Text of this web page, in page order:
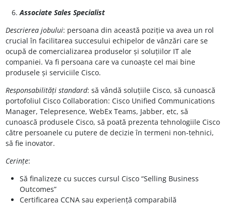
Associate Sales Specialist
Descrierea jobului: persoana din această poziție va avea un rol
crucial în facilitarea succesului echipelor de vânzări care se
ocupă de comercializarea produselor și soluțiilor IT ale
companiei. Va fi persoana care va cunoaște cel mai bine
produsele și serviciile Cisco.
Responsabilități standard: să vândă soluțiile Cisco, să cunoască
portofoliul Cisco Collaboration: Cisco Unified Communications
Manager, Telepresence, WebEx Teams, Jabber, etc, să
cunoască produsele Cisco, să poată prezenta tehnologiile Cisco
către persoanele cu putere de decizie în termeni non-tehnici,
să fie inovator.
Cerințe:
Să finalizeze cu succes cursul Cisco “Selling Business
Outcomes”
Certificarea CCNA sau experiență comparabilă